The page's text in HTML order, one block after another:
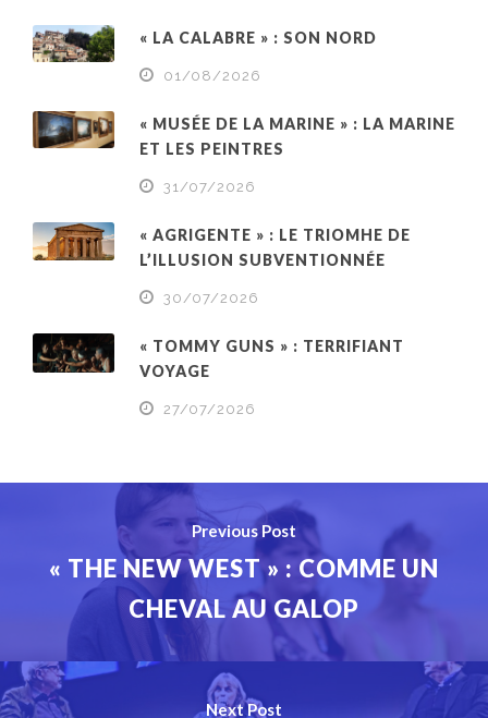
« LA CALABRE » : SON NORD
01/08/2026
« MUSÉE DE LA MARINE » : LA MARINE
ET LES PEINTRES
31/07/2026
« AGRIGENTE » : LE TRIOMHE DE
L’ILLUSION SUBVENTIONNÉE
30/07/2026
« TOMMY GUNS » : TERRIFIANT
VOYAGE
27/07/2026
Previous Post
« THE NEW WEST » : COMME UN
CHEVAL AU GALOP
Next Post